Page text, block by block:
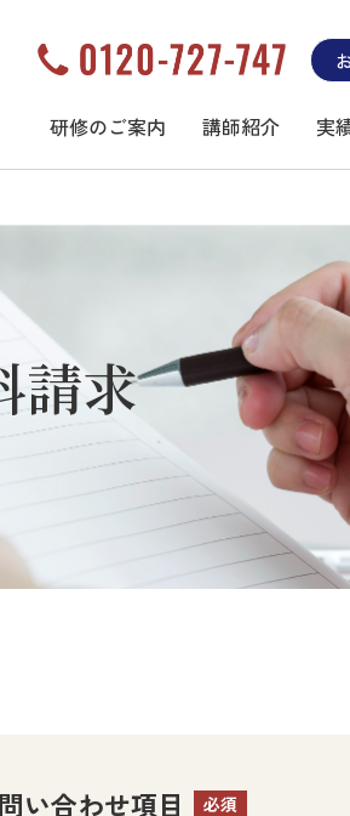
研修のご案内 講師紹介 実
ナショナルエアアカデ
請求
い合わせ項目 必須